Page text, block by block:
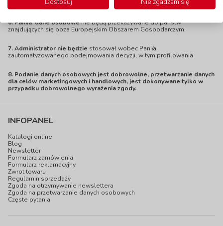
podstawie zgody przed jej cofnięciem).
6. Pani/a dane osobowenie będą przekazywane do państw
znajdujących się poza Europejskim Obszarem Gospodarczym.
7. Administrator nie będzie stosował wobec Pani/a
zautomatyzowanego podejmowania decyzji, w tym profilowania.
8. Podanie danych osobowych jest dobrowolne, przetwarzanie danych
dla celów marketingowych i handlowych, jest dokonywane tylko w
przypadku dobrowolnego wyrażenia zgody.
INFOPANEL
Katalogi online
Blog
Newsletter
Formularz zamówienia
Formularz reklamacyjny
Zwrot towaru
Regulamin sprzedaży
Zgoda na otrzymywanie newslettera
Zgoda na przetwarzanie danych osobowych
Częste pytania